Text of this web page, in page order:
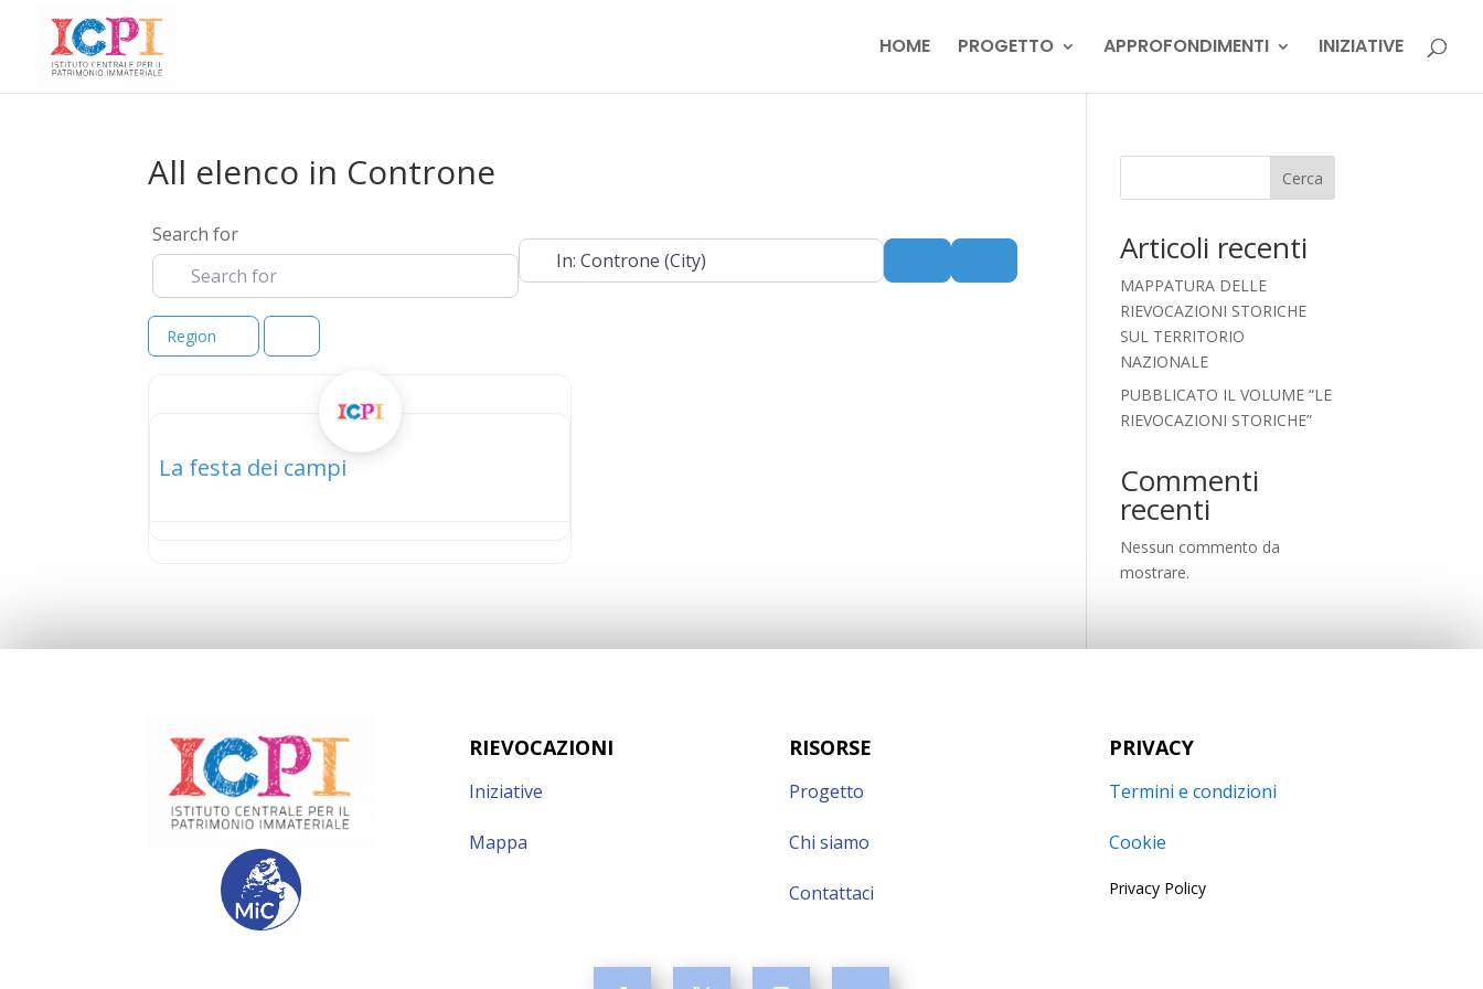
HOME PROGETTO APPROFONDIMENTI INIZIATIVE
All elenco in Controne
Search for
Near Advanced Filters
Region
La festa dei campi
Cerca
Articoli recenti
MAPPATURA DELLE
RIEVOCAZIONI STORICHE
SUL TERRITORIO
NAZIONALE
PUBBLICATO IL VOLUME “LE
RIEVOCAZIONI STORICHE”
Commenti
recenti
Nessun commento da
mostrare.
RIEVOCAZIONI
Iniziative
Mappa
RISORSE
Progetto
Chi siamo
Contattaci
PRIVACY
Termini e condizioni
Cookie
Privacy Policy